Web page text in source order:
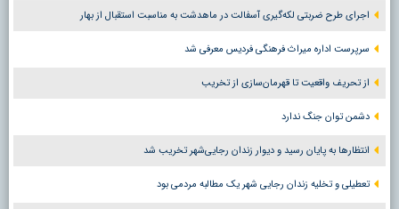
اجرای طرح ضربتی لکه‌گیری آسفالت در ماهدشت به مناسبت استقبال از بهار
سرپرست اداره میراث فرهنگی فردیس معرفی شد
از تحریف واقعیت تا قهرمان‌سازی از تخریب
دشمن توان جنگ ندارد
انتظارها به پایان رسید و دیوار زندان رجایی‌شهر تخریب شد
تعطیلی و تخلیه زندان رجایی شهر یک مطالبه مردمی بود